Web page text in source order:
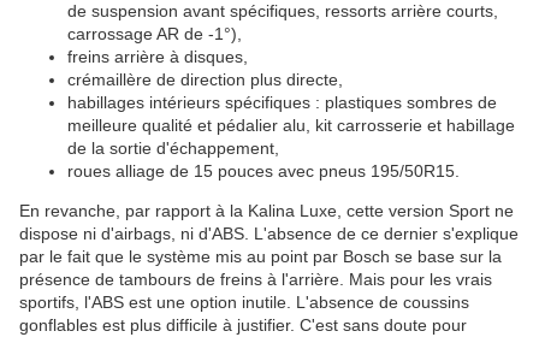
de suspension avant spécifiques, ressorts arrière courts,
carrossage AR de -1°),
freins arrière à disques,
crémaillère de direction plus directe,
habillages intérieurs spécifiques : plastiques sombres de
meilleure qualité et pédalier alu, kit carrosserie et habillage
de la sortie d'échappement,
roues alliage de 15 pouces avec pneus 195/50R15.
En revanche, par rapport à la Kalina Luxe, cette version Sport ne
dispose ni d'airbags, ni d'ABS. L'absence de ce dernier s'explique
par le fait que le système mis au point par Bosch se base sur la
présence de tambours de freins à l'arrière. Mais pour les vrais
sportifs, l'ABS est une option inutile. L'absence de coussins
gonflables est plus difficile à justifier. C'est sans doute pour